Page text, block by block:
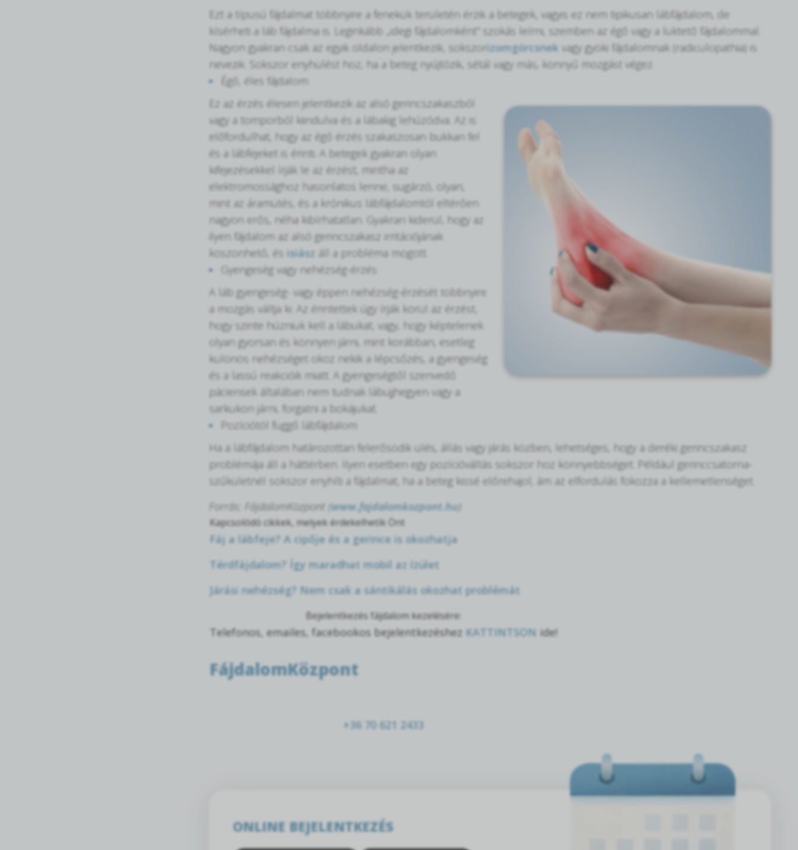
Ezt a típusú fájdalmat többnyire a fenekük területén érzik a betegek, vagyis ez nem tipikusan lábfájdalom, de
kísérheti a láb fájdalma is. Leginkább „idegi fájdalomként” szokás leírni, szemben az égő vagy a lüktető fájdalommal.
Nagyon gyakran csak az egyik oldalon jelentkezik, sokszorizomgörcsnek vagy gyöki fájdalomnak (radiculopathia) is
nevezik. Sokszor enyhülést hoz, ha a beteg nyújtózik, sétál vagy más, könnyű mozgást végez.
Égő, éles fájdalom
Ez az érzés élesen jelentkezik az alsó gerincszakaszból
vagy a tomporból kiindulva és a lábakig lehúzódva. Az is
előfordulhat, hogy az égő érzés szakaszosan bukkan fel
és a lábfejeket is érinti. A betegek gyakran olyan
kifejezésekkel írják le az érzést, mintha az
elektromossághoz hasonlatos lenne, sugárzó, olyan,
mint az áramütés, és a krónikus lábfájdalomtól eltérően
nagyon erős, néha kibírhatatlan. Gyakran kiderül, hogy az
ilyen fájdalom az alsó gerincszakasz irritációjának
köszönhető, és isiász áll a probléma mögött.
Gyengeség vagy nehézség-érzés
A láb gyengeség- vagy éppen nehézség-érzését többnyire
a mozgás váltja ki. Az érintettek úgy írják körül az érzést,
hogy szinte húzniuk kell a lábukat, vagy, hogy képtelenek
olyan gyorsan és könnyen járni, mint korábban, esetleg
különös nehézséget okoz nekik a lépcsőzés, a gyengeség
és a lassú reakcióik miatt. A gyengeségtől szenvedő
páciensek általában nem tudnak lábujjhegyen vagy a
sarkukon járni, forgatni a bokájukat.
Pozíciótól függő lábfájdalom
Ha a lábfájdalom határozottan felerősödik ülés, állás vagy járás közben, lehetséges, hogy a deréki gerincszakasz
problémája áll a háttérben. Ilyen esetben egy pozícióváltás sokszor hoz könnyebbséget. Például gerinccsatorna-
szűkületnél sokszor enyhíti a fájdalmat, ha a beteg kissé előrehajol, ám az elfordulás fokozza a kellemetlenséget.
Forrás: FájdalomKözpont (www.fajdalomkozpont.hu
Kapcsolódó cikkek, melyek érdekelhetik Önt
Fáj a lábfeje? A cipője és a gerince is okozhatja
Térdfájdalom? Így maradhat mobil az ízület
Járási nehézség? Nem csak a sántikálás okozhat problémát
Bejelentkezés fájdalom kezelésére:
Telefonos, emailes, facebookos bejelentkezéshez KATTINTSON ide!
FájdalomKözpont
+36 70 621 2433
ONLINE BEJELENTKEZÉS